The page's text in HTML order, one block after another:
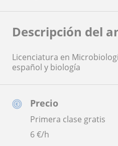
Precio
Primera clase gratis
6€/h
Descripción del
Licenciatura en
español y biología